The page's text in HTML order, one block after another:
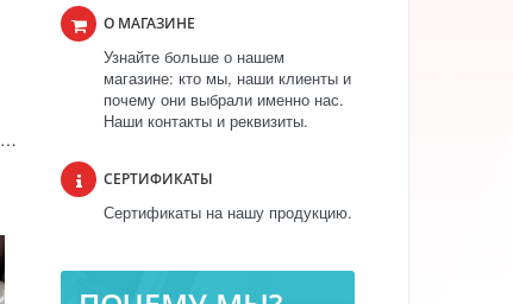
О МАГАЗИНЕ
Узнайте больше о нашем
магазине: кто мы, наши клиенты и
почему они выбрали именно нас.
Наши контакты и реквизиты.
СЕРТИФИКАТЫ
Сертификаты на нашу продукцию.
Брюки женские КБ500 Графит